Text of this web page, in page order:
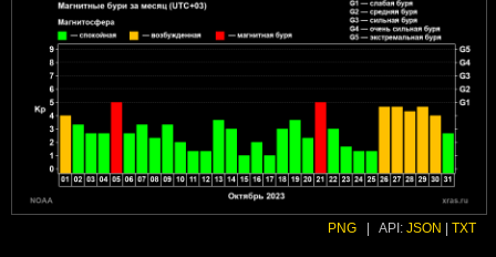
PNG | API: JSON | TXT